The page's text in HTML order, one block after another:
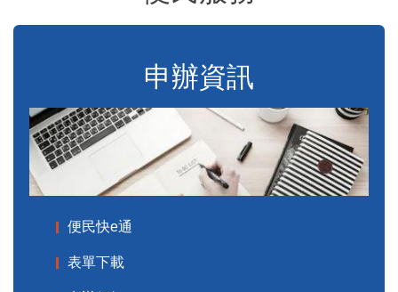
申辦資訊
便民快e通
表單下載